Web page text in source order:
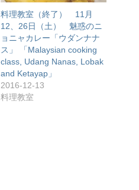
料理教室（終了） 11月
12、26日（土） 魅惑のニ
ョニャカレー「ウダンナナ
ス」 「Malaysian cooking
class, Udang Nanas, Lobak
and Ketayap」
2016-12-13
料理教室